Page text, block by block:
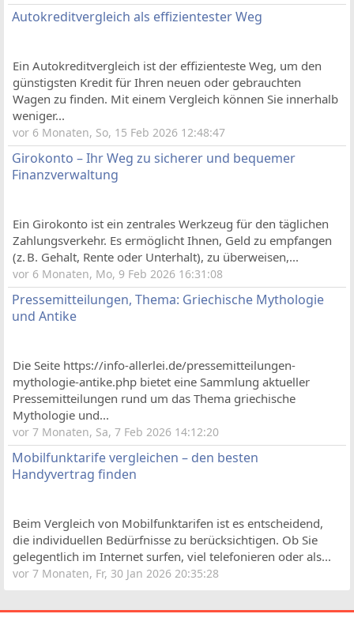
Autokreditvergleich als effizientester Weg
Ein Autokreditvergleich ist der effizienteste Weg, um den
günstigsten Kredit für Ihren neuen oder gebrauchten
Wagen zu finden. Mit einem Vergleich können Sie innerhalb
weniger...
vor 6 Monaten, So, 15 Feb 2026 12:48:47
Girokonto – Ihr Weg zu sicherer und bequemer
Finanzverwaltung
Ein Girokonto ist ein zentrales Werkzeug für den täglichen
Zahlungsverkehr. Es ermöglicht Ihnen, Geld zu empfangen
(z. B. Gehalt, Rente oder Unterhalt), zu überweisen,...
vor 6 Monaten, Mo, 9 Feb 2026 16:31:08
Pressemitteilungen, Thema: Griechische Mythologie
und Antike
Die Seite https://info-allerlei.de/pressemitteilungen-
mythologie-antike.php bietet eine Sammlung aktueller
Pressemitteilungen rund um das Thema griechische
Mythologie und...
vor 7 Monaten, Sa, 7 Feb 2026 14:12:20
Mobilfunktarife vergleichen – den besten
Handyvertrag finden
Beim Vergleich von Mobilfunktarifen ist es entscheidend,
die individuellen Bedürfnisse zu berücksichtigen. Ob Sie
gelegentlich im Internet surfen, viel telefonieren oder als...
vor 7 Monaten, Fr, 30 Jan 2026 20:35:28